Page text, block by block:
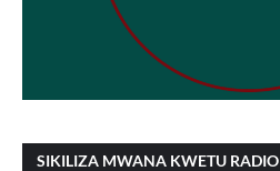
SIKILIZA MWANA KWETU RADIO